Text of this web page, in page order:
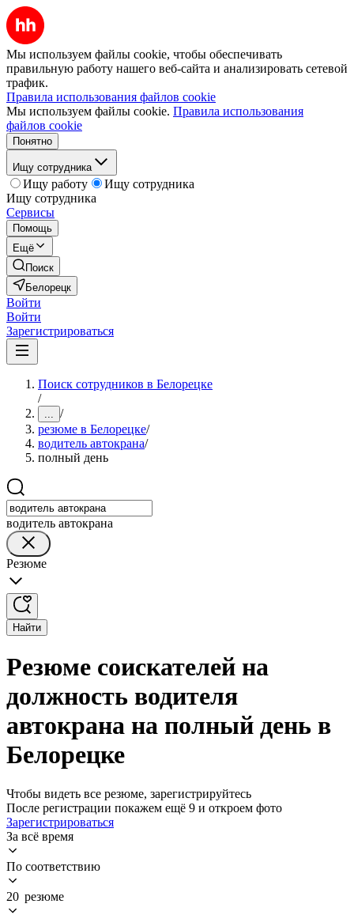
Мы используем файлы cookie, чтобы обеспечивать
правильную работу нашего веб-сайта и анализировать сетевой
трафик.
Правила использования файлов cookie
Мы используем файлы cookie. Правила использования
файлов cookie
Понятно
Ищу сотрудника
Ищу работу
Ищу сотрудника
Ищу сотрудника
Сервисы
Помощь
Ещё
Поиск
Белорецк
Войти
Войти
Зарегистрироваться
Поиск сотрудников в Белорецке
/
... /
резюме в Белорецке/
водитель автокрана/
полный день
водитель автокрана
Резюме
Найти
Резюме соискателей на
должность водителя
автокрана на полный день в
Белорецке
Чтобы видеть все резюме, зарегистрируйтесь
После регистрации покажем ещё 9 и откроем фото
Зарегистрироваться
За всё время
По соответствию
20 резюме